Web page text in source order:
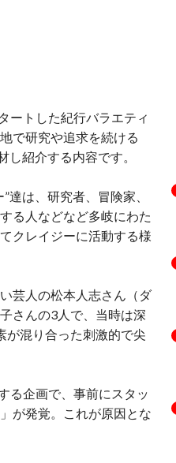
ートした紀行バラエティ
で研究や追求を続ける
紹介する内容です。
達は、研究者、冒険家、
る人などなど多岐にわた
クレイジーに活動する様
芸人の松本人志さん（ダ
さんの3人で、当時は深
が混り合った刺激的で尖
る企画で、事前にスタッ
が発覚。これが原因とな